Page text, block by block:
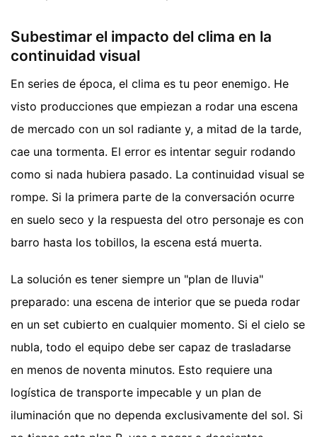
Subestimar el impacto del clima en la
continuidad visual
En series de época, el clima es tu peor enemigo. He
visto producciones que empiezan a rodar una escena
de mercado con un sol radiante y, a mitad de la tarde,
cae una tormenta. El error es intentar seguir rodando
como si nada hubiera pasado. La continuidad visual se
rompe. Si la primera parte de la conversación ocurre
en suelo seco y la respuesta del otro personaje es con
barro hasta los tobillos, la escena está muerta.
La solución es tener siempre un "plan de lluvia"
preparado: una escena de interior que se pueda rodar
en un set cubierto en cualquier momento. Si el cielo se
nubla, todo el equipo debe ser capaz de trasladarse
en menos de noventa minutos. Esto requiere una
logística de transporte impecable y un plan de
iluminación que no dependa exclusivamente del sol. Si